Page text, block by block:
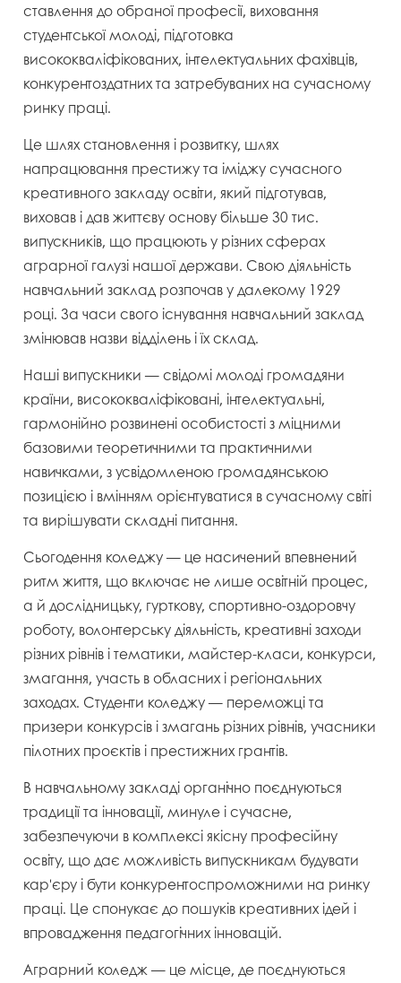
ставлення до обраної професії, виховання
студентської молоді, підготовка
висококваліфікованих, інтелектуальних фахівців,
конкурентоздатних та затребуваних на сучасному
ринку праці.
Це шлях становлення і розвитку, шлях
напрацювання престижу та іміджу сучасного
креативного закладу освіти, який підготував,
виховав і дав життєву основу більше 30 тис.
випускників, що працюють у різних сферах
аграрної галузі нашої держави. Свою діяльність
навчальний заклад розпочав у далекому 1929
році. За часи свого існування навчальний заклад
змінював назви відділень і їх склад.
Наші випускники — свідомі молоді громадяни
країни, висококваліфіковані, інтелектуальні,
гармонійно розвинені особистості з міцними
базовими теоретичними та практичними
навичками, з усвідомленою громадянською
позицією і вмінням орієнтуватися в сучасному світі
та вирішувати складні питання.
Сьогодення коледжу — це насичений впевнений
ритм життя, що включає не лише освітній процес,
а й дослідницьку, гурткову, спортивно-оздоровчу
роботу, волонтерську діяльність, креативні заходи
різних рівнів і тематики, майстер-класи, конкурси,
змагання, участь в обласних і регіональних
заходах. Студенти коледжу — переможці та
призери конкурсів і змагань різних рівнів, учасники
пілотних проєктів і престижних грантів.
В навчальному закладі органічно поєднуються
традиції та інновації, минуле і сучасне,
забезпечуючи в комплексі якісну професійну
освіту, що дає можливість випускникам будувати
кар'єру і бути конкурентоспроможними на ринку
праці. Це спонукає до пошуків креативних ідей і
впровадження педагогічних інновацій.
Аграрний коледж — це місце, де поєднуються